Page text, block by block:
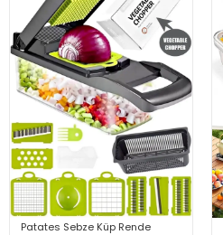
Patates Sebze Küp Rende